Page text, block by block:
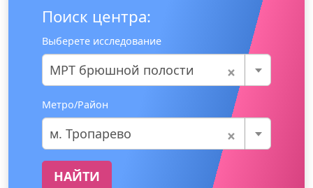
Поиск центра:
Выберете исследование
×
МРТ брюшной полости
Метро/Район
×
м. Тропарево
НАЙТИ